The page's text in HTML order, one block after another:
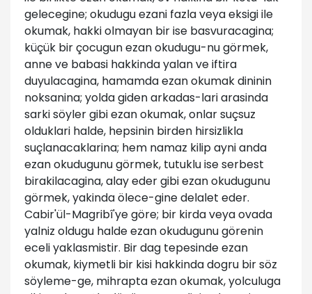
gelecegine; okudugu ezani fazla veya eksigi ile
okumak, hakki olmayan bir ise basvuracagina;
küçük bir çocugun ezan okudugu-nu görmek,
anne ve babasi hakkinda yalan ve iftira
duyulacagina, hamamda ezan okumak dininin
noksanina; yolda giden arkadas-lari arasinda
sarki söyler gibi ezan okumak, onlar suçsuz
olduklari halde, hepsinin birden hirsizlikla
suçlanacaklarina; hem namaz kilip ayni anda
ezan okudugunu görmek, tutuklu ise serbest
birakilacagina, alay eder gibi ezan okudugunu
görmek, yakinda ölece-gine delalet eder.
Cabir'ül-Magribî'ye göre; bir kirda veya ovada
yalniz oldugu halde ezan okudugunu görenin
eceli yaklasmistir. Bir dag tepesinde ezan
okumak, kiymetli bir kisi hakkinda dogru bir söz
söyleme-ge, mihrapta ezan okumak, yolculuga